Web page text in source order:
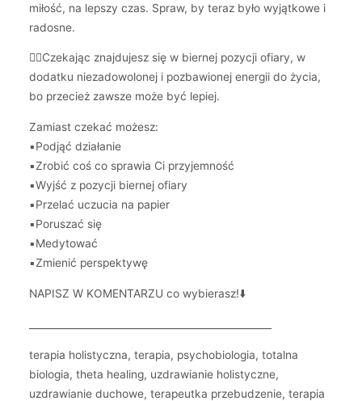
miłość, na lepszy czas. Spraw, by teraz było wyjątkowe i
radosne.
👉🏻Czekając znajdujesz się w biernej pozycji ofiary, w
dodatku niezadowolonej i pozbawionej energii do życia,
bo przecież zawsze może być lepiej.
Zamiast czekać możesz:
▪️Podjąć działanie
▪️Zrobić coś co sprawia Ci przyjemność
▪️Wyjść z pozycji biernej ofiary
▪️Przelać uczucia na papier
▪️Poruszać się
▪️Medytować
▪️Zmienić perspektywę
NAPISZ W KOMENTARZU co wybierasz!⬇️
terapia holistyczna, terapia, psychobiologia, totalna
biologia, theta healing, uzdrawianie holistyczne,
uzdrawianie duchowe, terapeutka przebudzenie, terapia